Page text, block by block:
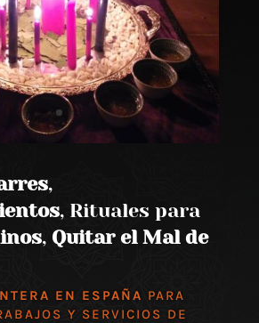
,
, Rituales para
, Quitar el Mal de
EN ESPAÑA PARA
Y SERVICIOS DE